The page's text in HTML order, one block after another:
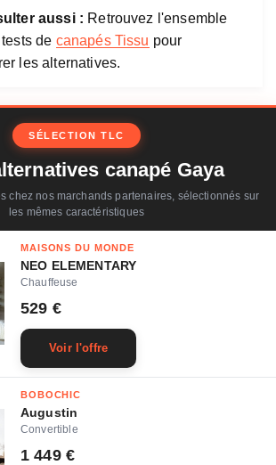
aussi : Retrouvez l'ensemble
de canapés Tissu pour
les alternatives.
SÉLECTION TLC
canapé Gaya
chez nos marchands partenaires, sélectionnés sur
les mêmes caractéristiques
MAISONS DU MONDE
NEO ELEMENTARY
Chauffeuse
529 €
Voir l'offre
BOBOCHIC
Augustin
Convertible
1 449 €